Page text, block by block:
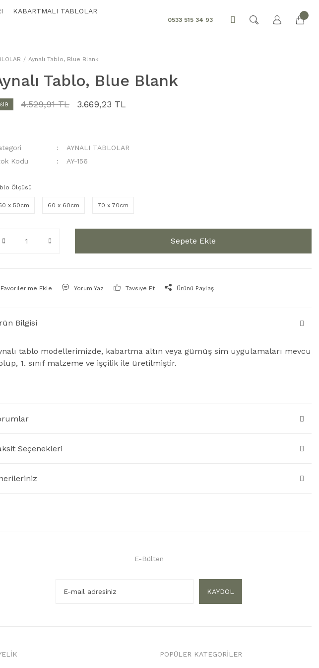
KABARTMALI TABLOLAR
0533 515 34 93
Aynalı Tablo, Blue Blank
Tablo, Blue Blank
4.529,91 TL 3.669,23 TL
AYNALI TABLOLAR
Kodu
AY-156
Ölçüsü
x 50cm 60 x 60cm 70 x 70cm
Sepete Ekle
Yorum Yaz Tavsiye Et Ürünü Paylaş
Bilgisi
tablo modellerimizde, kabartma altın veya gümüş sim uygulamaları mevcu
1. sınıf malzeme ve işçilik ile üretilmiştir.
Seçenekleri
E-Bülten
KAYDOL
POPÜLER KATEGORİLER